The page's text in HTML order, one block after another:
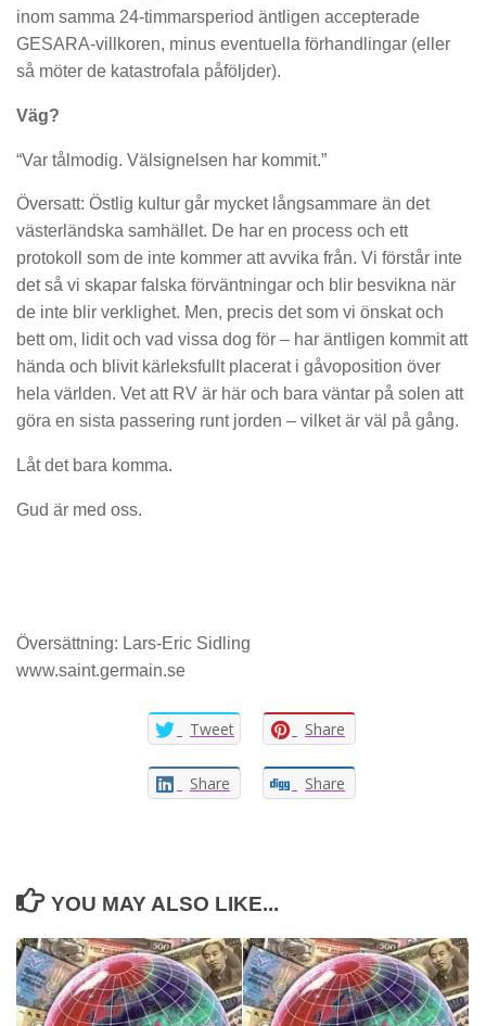
inom samma 24-timmarsperiod äntligen accepterade
GESARA-villkoren, minus eventuella förhandlingar (eller
så möter de katastrofala påföljder).
Väg?
“Var tålmodig. Välsignelsen har kommit.”
Översatt: Östlig kultur går mycket långsammare än det
västerländska samhället. De har en process och ett
protokoll som de inte kommer att avvika från. Vi förstår inte
det så vi skapar falska förväntningar och blir besvikna när
de inte blir verklighet. Men, precis det som vi önskat och
bett om, lidit och vad vissa dog för – har äntligen kommit att
hända och blivit kärleksfullt placerat i gåvoposition över
hela världen. Vet att RV är här och bara väntar på solen att
göra en sista passering runt jorden – vilket är väl på gång.
Låt det bara komma.
Gud är med oss.
Översättning: Lars-Eric Sidling
www.saint.germain.se
Tweet Share
Share Share
YOU MAY ALSO LIKE...